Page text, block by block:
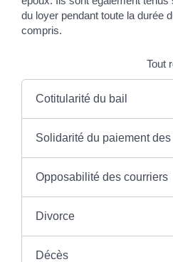
du loyer pendant toute la durée
compris.
Tout
Cotitularité du bail
Solidarité du paiement
Opposabilité des courriers
Divorce
Décès